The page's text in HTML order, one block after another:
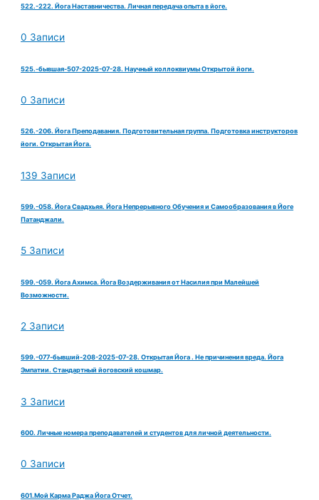
522.-222. Йога Наставничества. Личная передача опыта в йоге.
0 Записи
525.-бывшая-507-2025-07-28. Научный коллоквиумы Открытой йоги.
0 Записи
526.-206. Йога Преподавания. Подготовительная группа. Подготовка инструкторов
йоги. Открытая Йога.
139 Записи
599.-058. Йога Свадхьяя. Йога Непрерывного Обучения и Самообразования в Йоге
Патанджали.
5 Записи
599.-059. Йога Ахимса. Йога Воздерживания от Насилия при Малейшей
Возможности.
2 Записи
599.-077-бывший-208-2025-07-28. Открытая Йога . Не причинения вреда. Йога
Эмпатии. Стандартный йоговский кошмар.
3 Записи
600. Личные номера преподавателей и студентов для личной деятельности.
0 Записи
601.Мой Карма Раджа Йога Отчет.